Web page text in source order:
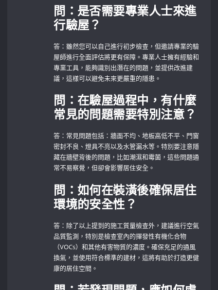
問：是否需要專業人士來進
行驗屋？
答：雖然您可以自己進行初步檢查，但邀請專業的驗
屋師進行全面評估將更有保障。專業人士擁有經驗和
專業工具，能夠識別出潛在的問題，並提供改進建
議，這樣可以避免未來更嚴重的隱患。
問：在驗屋過程中，有什麼
常見的問題需要特別注意？
答：常見問題包括：牆面不均、地板高低不平、門窗
密封不良、燈具不亮以及水管漏水等。特別要注意隱
藏在牆壁背後的問題，比如潮濕和霉菌，這些問題通
常不易察覺，但卻會影響居住安全。
問：如何在裝潢後確保居住
環境的安全性？
答：除了以上提到的施工質量檢查外，建議進行空氣
品質監測，特別是檢查室內的揮發性有機化合物
（VOCs）和其他有害物質的濃度。確保充足的通風
換氣，並使用符合標準的建材，這將有助於打造更健
康的居住空間。